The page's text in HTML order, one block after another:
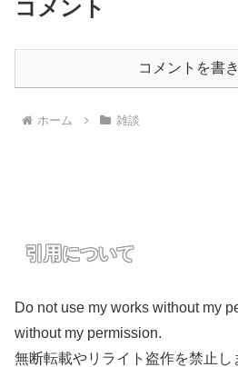
コメント
コメントを書
ホーム 雑談
引用について
Do not use my works without my
without my permission.
無断転載やリライト盗作を禁止し